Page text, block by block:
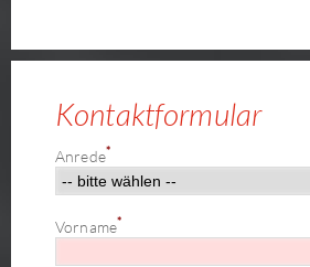
Kontaktformular
Anrede*
Vorname*